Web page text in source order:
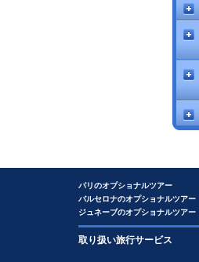
パリのオプショナルツアー
バルセロナのオプショナルツアー
ジュネーブのオプショナルツアー
取り扱い旅行サービス